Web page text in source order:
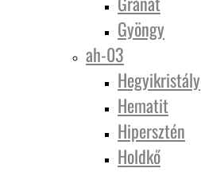
Gyöngy
ah-03
Hegyikristály
Hematit
Hipersztén
Holdkő